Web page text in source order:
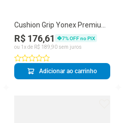
Cushion Grip Yonex Premium
Ultimum Leather
R$ 176,61 7% OFF no PIX
ou 1 x de R$ 189 90 sem juros
Adicionar ao carrinho